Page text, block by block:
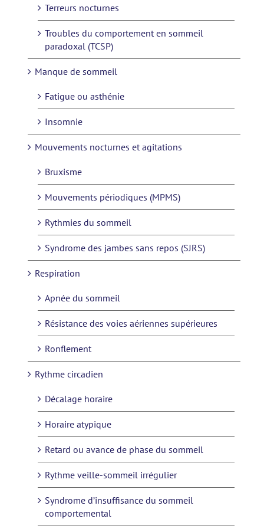
Terreurs nocturnes
Troubles du comportement en sommeil
paradoxal (TCSP)
Manque de sommeil
Fatigue ou asthénie
Insomnie
Mouvements nocturnes et agitations
Bruxisme
Mouvements périodiques (MPMS)
Rythmies du sommeil
Syndrome des jambes sans repos (SJRS)
Respiration
Apnée du sommeil
Résistance des voies aériennes supérieures
Ronflement
Rythme circadien
Décalage horaire
Horaire atypique
Retard ou avance de phase du sommeil
Rythme veille-sommeil irrégulier
Syndrome d’insuffisance du sommeil
comportemental